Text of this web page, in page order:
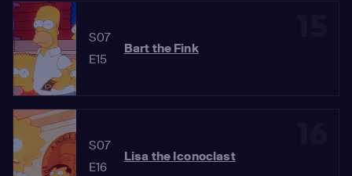
S07
E15
Bart the Fink
S07
E16
Lisa the Iconoclast